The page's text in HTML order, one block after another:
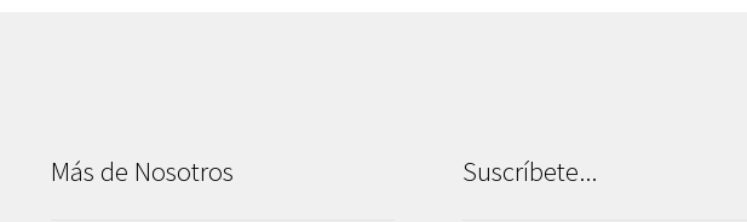
Más de Nosotros Suscríbete...